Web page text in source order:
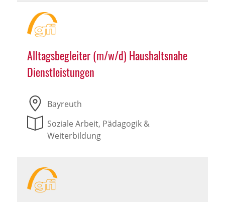
Alltagsbegleiter (m/w/d) Haushaltsnahe
Dienstleistungen
Bayreuth
Soziale Arbeit, Pädagogik &
Weiterbildung